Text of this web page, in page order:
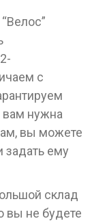
с
вам нужна
вы можете
задать ему
склад
вы не будете